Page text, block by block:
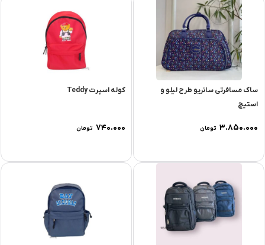
ساک مسافرتی سانریو طرح لیلو و
استیچ
۳.۸۵۰.۰۰۰ تومان
کوله اسپرت Teddy
۷۴۰.۰۰۰ تومان